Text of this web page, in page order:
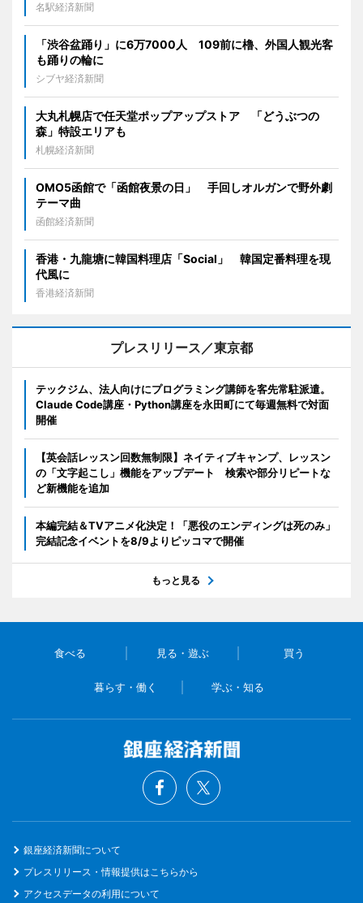
名駅経済新聞
「渋谷盆踊り」に6万7000人 109前に櫓、外国人観光客
も踊りの輪に
シブヤ経済新聞
大丸札幌店で任天堂ポップアップストア 「どうぶつの
森」特設エリアも
札幌経済新聞
OMO5函館で「函館夜景の日」 手回しオルガンで野外劇
テーマ曲
函館経済新聞
香港・九龍塘に韓国料理店「Social」 韓国定番料理を現
代風に
香港経済新聞
プレスリリース／東京都
テックジム、法人向けにプログラミング講師を客先常駐派遣。
Claude Code講座・Python講座を永田町にて毎週無料で対面
開催
【英会話レッスン回数無制限】ネイティブキャンプ、レッスン
の「文字起こし」機能をアップデート 検索や部分リピートな
ど新機能を追加
本編完結＆TVアニメ化決定！「悪役のエンディングは死のみ」
完結記念イベントを8/9よりピッコマで開催
もっと見る
食べる 見る・遊ぶ 買う
暮らす・働く 学ぶ・知る
銀座経済新聞について
プレスリリース・情報提供はこちらから
アクセスデータの利用について